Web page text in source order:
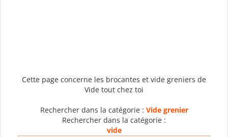
Cette page concerne les brocantes et vide greniers de
Vide tout chez toi
Rechercher dans la catégorie : Vide grenier
Rechercher dans la catégorie :
vide